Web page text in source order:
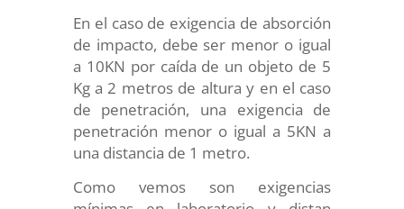
En el caso de exigencia de absorción
de impacto, debe ser menor o igual
a 10KN por caída de un objeto de 5
Kg a 2 metros de altura y en el caso
de penetración, una exigencia de
penetración menor o igual a 5KN a
una distancia de 1 metro.
Como vemos son exigencias